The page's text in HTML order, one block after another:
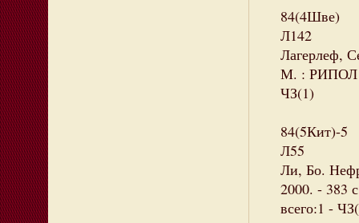
84(4Шве)
Л142
Лагерлеф,
М. : РИПОЛ
ЧЗ(1)
84(5Кит)-5
Л55
Ли, Бо.
2000. - 383
всего:1 -